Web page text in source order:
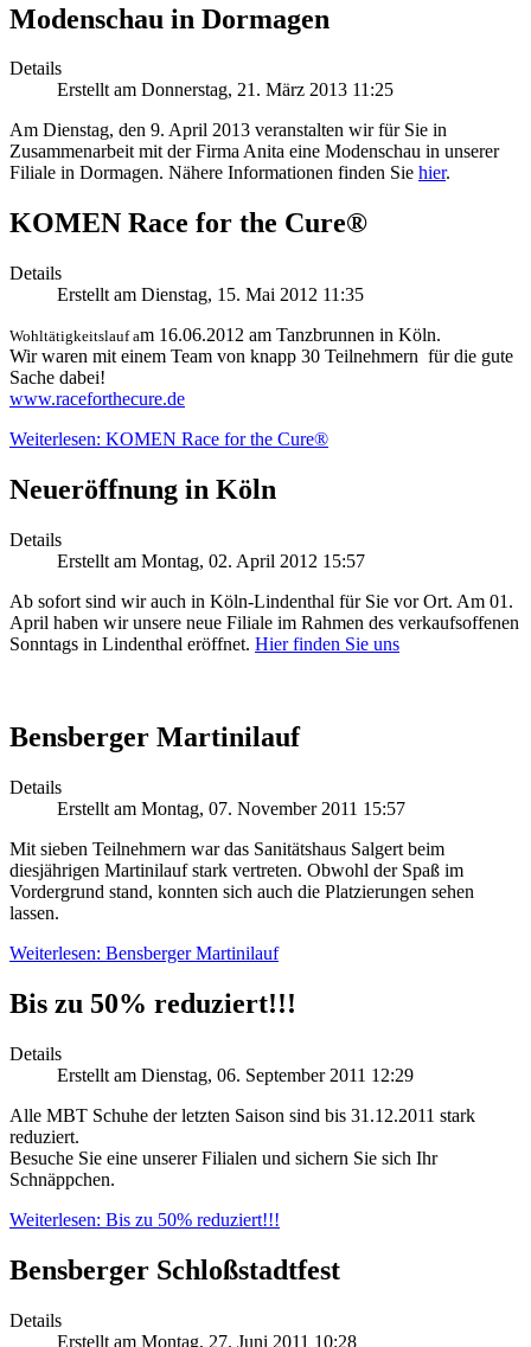
Modenschau in Dormagen
Details
Erstellt am Donnerstag, 21. März 2013 11:25
Am Dienstag, den 9. April 2013 veranstalten wir für Sie in
Zusammenarbeit mit der Firma Anita eine Modenschau in unserer
Filiale in Dormagen. Nähere Informationen finden Sie hier.
KOMEN Race for the Cure®
Details
Erstellt am Dienstag, 15. Mai 2012 11:35
Wohltätigkeitslauf am 16.06.2012 am Tanzbrunnen in Köln.
Wir waren mit einem Team von knapp 30 Teilnehmern für die gute
Sache dabei!
www.raceforthecure.de
Weiterlesen: KOMEN Race for the Cure®
Neueröffnung in Köln
Details
Erstellt am Montag, 02. April 2012 15:57
Ab sofort sind wir auch in Köln-Lindenthal für Sie vor Ort. Am 01.
April haben wir unsere neue Filiale im Rahmen des verkaufsoffenen
Sonntags in Lindenthal eröffnet. Hier finden Sie uns
Bensberger Martinilauf
Details
Erstellt am Montag, 07. November 2011 15:57
Mit sieben Teilnehmern war das Sanitätshaus Salgert beim
diesjährigen Martinilauf stark vertreten. Obwohl der Spaß im
Vordergrund stand, konnten sich auch die Platzierungen sehen
lassen.
Weiterlesen: Bensberger Martinilauf
Bis zu 50% reduziert!!!
Details
Erstellt am Dienstag, 06. September 2011 12:29
Alle MBT Schuhe der letzten Saison sind bis 31.12.2011 stark
reduziert.
Besuche Sie eine unserer Filialen und sichern Sie sich Ihr
Schnäppchen.
Weiterlesen: Bis zu 50% reduziert!!!
Bensberger Schloßstadtfest
Details
Erstellt am Montag, 27. Juni 2011 10:28